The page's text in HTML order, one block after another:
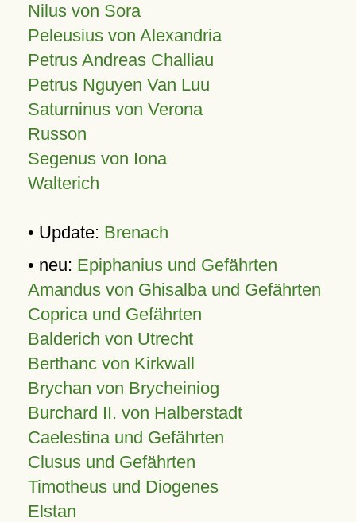
Nilus von Sora
Peleusius von Alexandria
Petrus Andreas Challiau
Petrus Nguyen Van Luu
Saturninus von Verona
Russon
Segenus von Iona
Walterich
• Update: Brenach
• neu: Epiphanius und Gefährten
Amandus von Ghisalba und Gefährten
Coprica und Gefährten
Balderich von Utrecht
Berthanc von Kirkwall
Brychan von Brycheiniog
Burchard II. von Halberstadt
Caelestina und Gefährten
Clusus und Gefährten
Timotheus und Diogenes
Elstan